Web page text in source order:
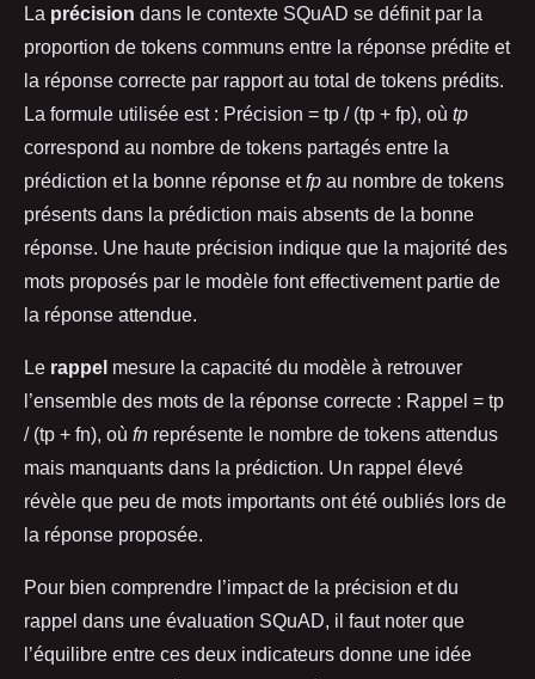
La précision dans le contexte SQuAD se définit par la
proportion de tokens communs entre la réponse prédite et
la réponse correcte par rapport au total de tokens prédits.
La formule utilisée est : Précision = tp / (tp + fp), où tp
correspond au nombre de tokens partagés entre la
prédiction et la bonne réponse etfp au nombre de tokens
présents dans la prédiction mais absents de la bonne
réponse. Une haute précision indique que la majorité des
mots proposés par le modèle font effectivement partie de
la réponse attendue.
Le rappel mesure la capacité du modèle à retrouver
l’ensemble des mots de la réponse correcte : Rappel = tp
/ (tp + fn), où fn représente le nombre de tokens attendus
mais manquants dans la prédiction. Un rappel élevé
révèle que peu de mots importants ont été oubliés lors de
la réponse proposée.
Pour bien comprendre l’impact de la précision et du
rappel dans une évaluation SQuAD, il faut noter que
l’équilibre entre ces deux indicateurs donne une idée